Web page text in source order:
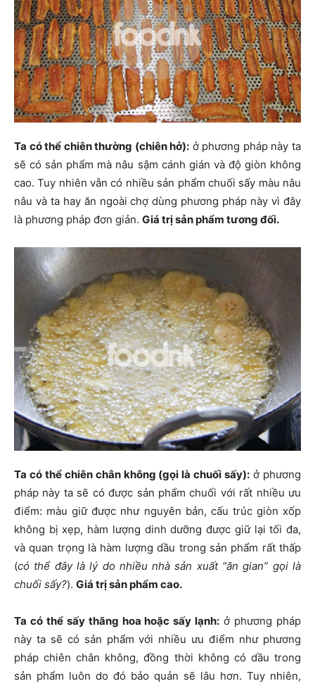
Ta có thể chiên thường (chiên hở): ở phương pháp này ta
sẽ có sản phẩm mà nâu sậm cánh gián và độ giòn không
cao. Tuy nhiên vẫn có nhiều sản phẩm chuối sấy màu nâu
nâu và ta hay ăn ngoài chợ dùng phương pháp này vì đây
là phương pháp đơn giản. Giá trị sản phẩm tương đối.
Ta có thể chiên chân không (gọi là chuối sấy): ở phương
pháp này ta sẽ có được sản phẩm chuối với rất nhiều ưu
điểm: màu giữ được như nguyên bản, cấu trúc giòn xốp
không bị xẹp, hàm lượng dinh dưỡng được giữ lại tối đa,
và quan trọng là hàm lượng dầu trong sản phẩm rất thấp
(có thể đây là lý do nhiều nhà sản xuất “ăn gian” gọi là
chuối sấy?). Giá trị sản phẩm cao.
Ta có thể sấy thăng hoa hoặc sấy lạnh: ở phương pháp
này ta sẽ có sản phẩm với nhiều ưu điểm như phương
pháp chiên chân không, đồng thời không có dầu trong
sản phẩm luôn do đó bảo quản sẽ lâu hơn. Tuy nhiên,